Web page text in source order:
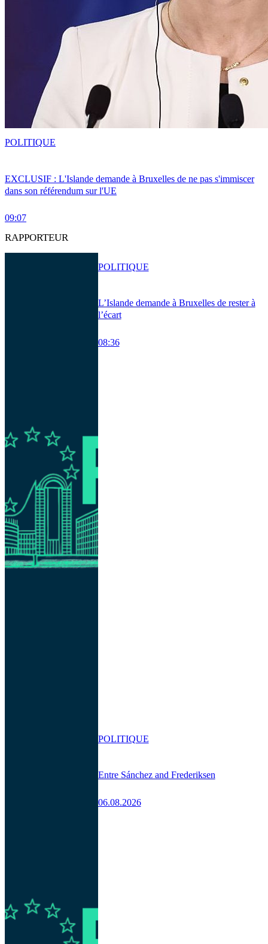
EXCLUSIF : L'Islande demande à Bruxelles de ne pas s'immiscer
dans son référendum sur l'UE
09:07
POLITIQUE
RAPPORTEUR
L’Islande demande à Bruxelles de rester à
l’écart
08:36
POLITIQUE
Entre Sánchez and Frederiksen
06.08.2026
POLITIQUE